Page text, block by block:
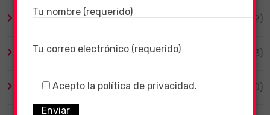
Guía RUST (12)
Guías (133)
Invertir (10)
Tu nombre (requerido)
Tu correo electrónico (requerido)
Acepto la política de privacidad.